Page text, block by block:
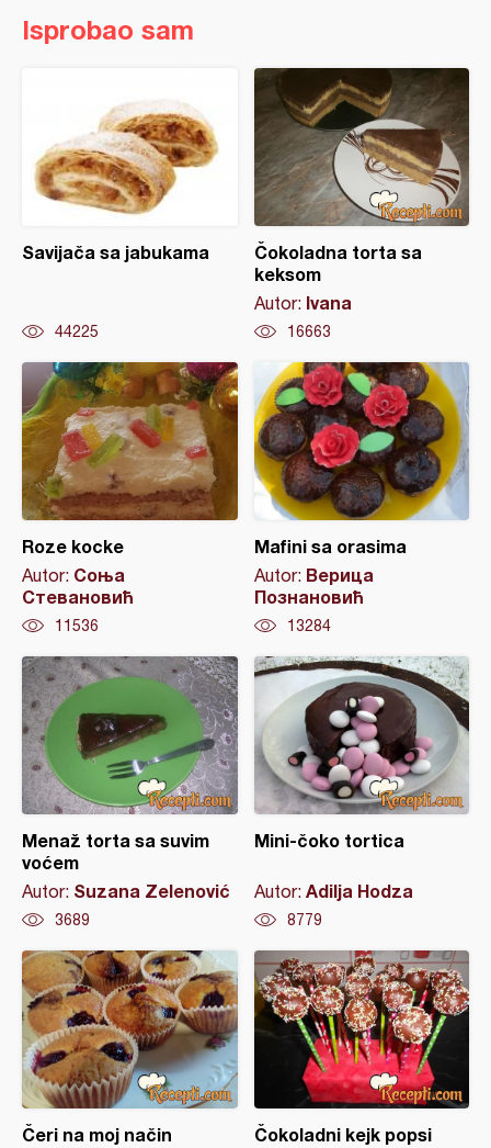
Isprobao sam
Savijača sa jabukama
44225
Čokoladna torta sa
keksom
Autor: Ivana
16663
Roze kocke
Autor: Соња
Стевановић
11536
Mafini sa orasima
Autor: Верица
Познановић
13284
Menaž torta sa suvim
voćem
Autor: Suzana Zelenović
3689
Mini-čoko tortica
Autor: Adilja Hodza
8779
Čeri na moj način Čokoladni kejk popsi